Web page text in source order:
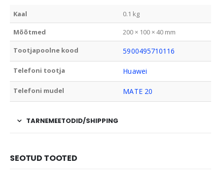
Kaal 0.1 kg
Mõõtmed 200 × 100 × 40 mm
Tootjapoolne kood 5900495710116
Telefoni tootja Huawei
Telefoni mudel MATE 20
TARNEMEETODID/SHIPPING
SEOTUD TOOTED